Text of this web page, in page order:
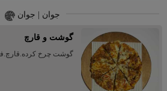
جوان | جوان
گوشت و قارچ
گوشت چرخ